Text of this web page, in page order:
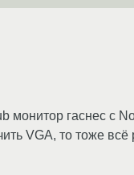
гаснес с
VGA, то тоже всё